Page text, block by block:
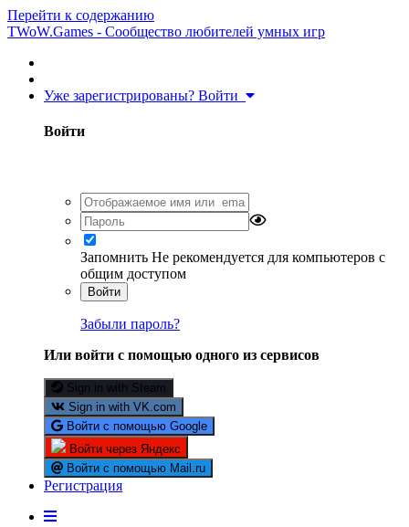
Перейти к содержанию
TWoW.Games - Сообщество любителей умных игр
Уже зарегистрированы? Войти
Войти
Запомнить Не рекомендуется для компьютеров с
общим доступом
Войти
Забыли пароль?
Или войти с помощью одного из сервисов
Sign in with Steam
Sign in with VK.com
Войти с помощью Google
Войти через Яндекс
Войти с помощью Mail.ru
Регистрация